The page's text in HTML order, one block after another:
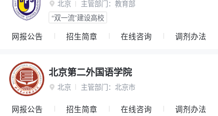
 北京 主管部门： 教育部
“双一流”建设高校
网报公告 招生简章 在线咨询 调剂办法
北京第二外国语学院
 北京 主管部门： 北京市
网报公告 招生简章 在线咨询 调剂办法